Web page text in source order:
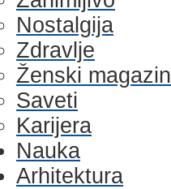
Nostalgija
Zdravlje
Ženski magazin
Saveti
Karijera
Nauka
Arhitektura